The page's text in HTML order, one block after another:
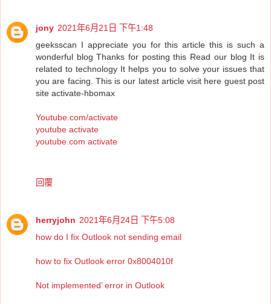
jony 2021年6月21日 下午1:48
geeksscan I appreciate you for this article this is such a
wonderful blog Thanks for posting this Read our blog It is
related to technology It helps you to solve your issues that
you are facing. This is our latest article visit here guest post
site activate-hbomax
Youtube.com/activate
youtube activate
youtube.com activate
回覆
herryjohn 2021年6月24日 下午5:08
how do I fix Outlook not sending email
how to fix Outlook error 0x8004010f
Not implemented’ error in Outlook